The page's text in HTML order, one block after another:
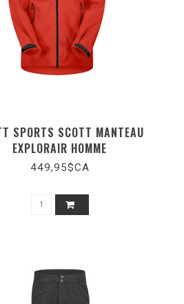
SPORTS SCOTT MANTEAU
EXPLORAIR HOMME
449,95$CA